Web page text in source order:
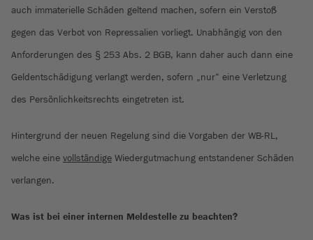
auch immaterielle Schäden geltend machen, sofern ein Verstoß
gegen das Verbot von Repressalien vorliegt. Unabhängig von den
Anforderungen des § 253 Abs. 2 BGB, kann daher auch dann eine
Geldentschädigung verlangt werden, sofern „nur“ eine Verletzung
des Persönlichkeitsrechts eingetreten ist.
Hintergrund der neuen Regelung sind die Vorgaben der WB-RL,
welche eine vollständige Wiedergutmachung entstandener Schäden
verlangen.
Was ist bei einer internen Meldestelle zu beachten?